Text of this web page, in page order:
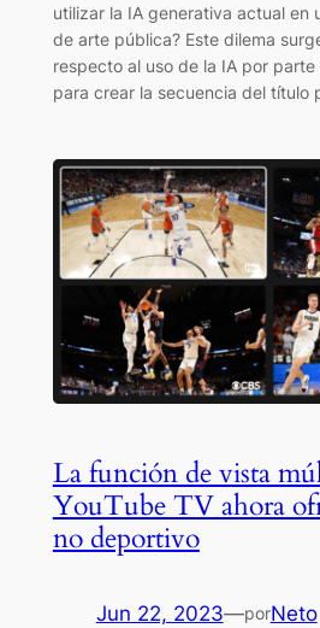
utilizar la IA generativa actual en
de arte pública? Este dilema
respecto al uso de la IA por
para crear la secuencia del título
La función de vista
YouTube TV ahora
no deportivo
Jun 22, 2023—porNeto